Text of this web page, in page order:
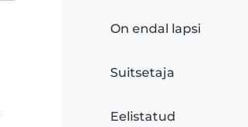
On endal lapsi
Suitsetaja
Eelistatud